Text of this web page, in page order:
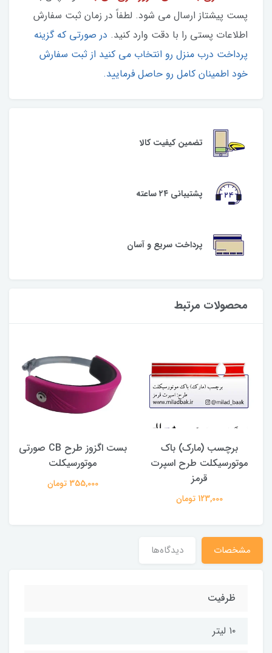
پست پیشتاز ارسال می شود. لطفاً در زمان ثبت سفارش
اطلاعات پستی را با دقت وارد کنید. در صورتی که گزینه
پرداخت درب منزل رو انتخاب می کنید از ثبت سفارش
خود اطمینان کامل رو حاصل فرمایید.
تضمین کیفیت کالا
پشتیبانی ۲۴ ساعته
پرداخت سریع و آسان
محصولات مرتبط
برچسب (مارک) باک
موتورسیکلت طرح اسپرت
قرمز
123,000 تومان
بست اگزوز طرح CB صورتی
موتورسیکلت
355,000 تومان
مشخصات دیدگاه‌ها
ظرفیت
۱۰ لیتر